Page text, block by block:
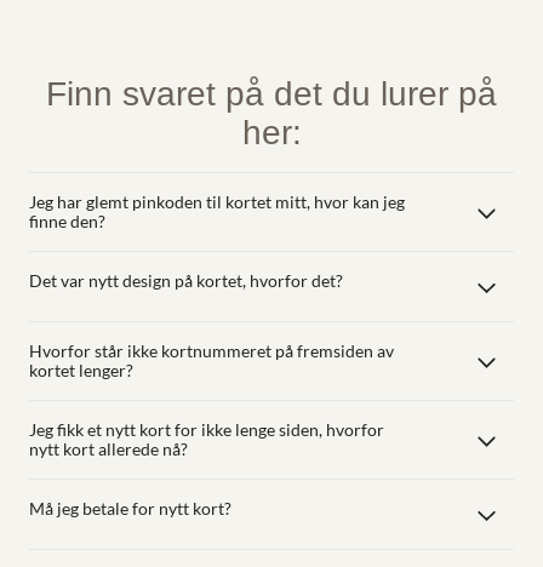
Finn svaret på det du lurer på
her:
Jeg har glemt pinkoden til kortet mitt, hvor kan jeg
finne den?
Det var nytt design på kortet, hvorfor det?
Hvorfor står ikke kortnummeret på fremsiden av
kortet lenger?
Jeg fikk et nytt kort for ikke lenge siden, hvorfor
nytt kort allerede nå?
Må jeg betale for nytt kort?